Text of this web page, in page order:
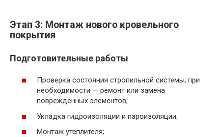
Этап 3: Монтаж нового кровельного
покрытия
Подготовительные работы
Проверка состояния стропильной системы, при
необходимости — ремонт или замена
поврежденных элементов;
Укладка гидроизоляции и пароизоляции;
Монтаж утеплителя;